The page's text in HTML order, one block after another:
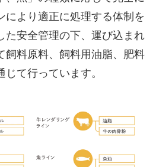
により適正に処理する体制を
た安全管理の下、運び込まれ
飼料原料、飼料用油脂、肥料
て行っています。